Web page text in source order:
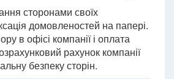
сторонами своїх
домовленостей на папері.
в офісі компанії і оплата
рахунок компанії
безпеку сторін.